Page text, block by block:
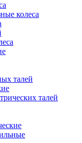
колеса
талей
талей